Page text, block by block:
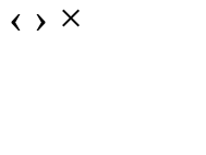
‹ › ×